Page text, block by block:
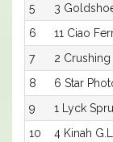
5
3
6
11 Ciao
7
2
8
6 Star
9
1 Lyck
10
4 Kinah